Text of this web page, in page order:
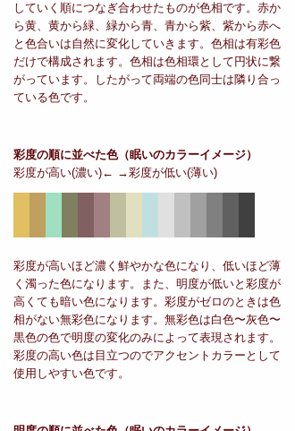
していく順につなぎ合わせたものが色相です。赤か
ら黄、黄から緑、緑から青、青から紫、紫から赤へ
と色合いは自然に変化していきます。色相は有彩色
だけで構成されます。色相は色相環として円状に繋
がっています。したがって両端の色同士は隣り合っ
ている色です。
彩度の順に並べた色（眠いのカラーイメージ）
彩度が高い(濃い)← →彩度が低い(薄い)
彩度が高いほど濃く鮮やかな色になり、低いほど薄
く濁った色になります。また、明度が低いと彩度が
高くても暗い色になります。彩度がゼロのときは色
相がない無彩色になります。無彩色は白色〜灰色〜
黒色の色で明度の変化のみによって表現されます。
彩度の高い色は目立つのでアクセントカラーとして
使用しやすい色です。